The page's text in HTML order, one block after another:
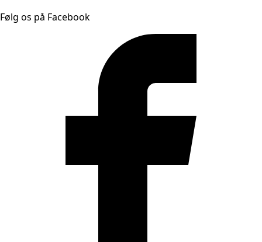
Følg os på Facebook